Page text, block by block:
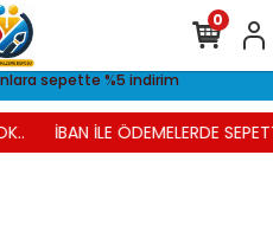
sepette %5 indirim
İBAN İLE ÖDEMELERDE
0